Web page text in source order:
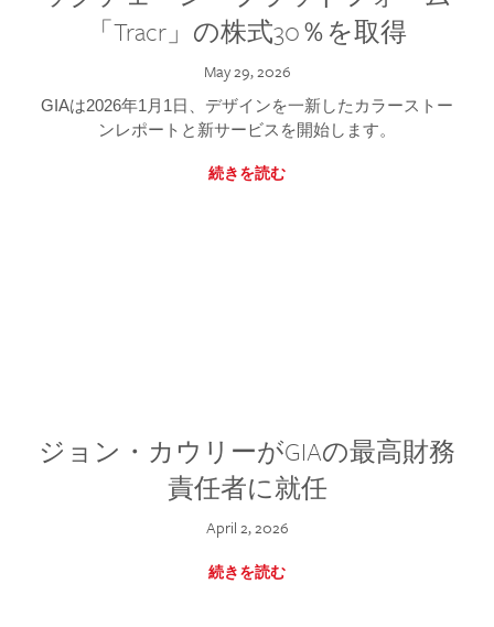
「Tracr」の株式30％を取得
May 29, 2026
GIAは2026年1月1日、デザインを一新したカラーストー
ンレポートと新サービスを開始します。
続きを読む
ジョン・カウリーがGIAの最高財務
責任者に就任
April 2, 2026
続きを読む